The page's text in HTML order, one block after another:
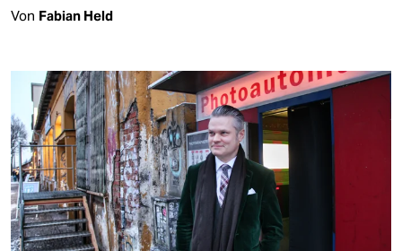
Von Fabian Held